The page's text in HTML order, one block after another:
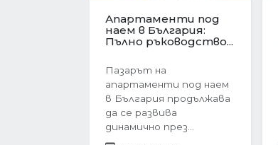
Имотният пазар във
Варна в
навечерието на
Имотният пазар във
Варна преживява
период на интензивен
растеж в навечерието
Предишна